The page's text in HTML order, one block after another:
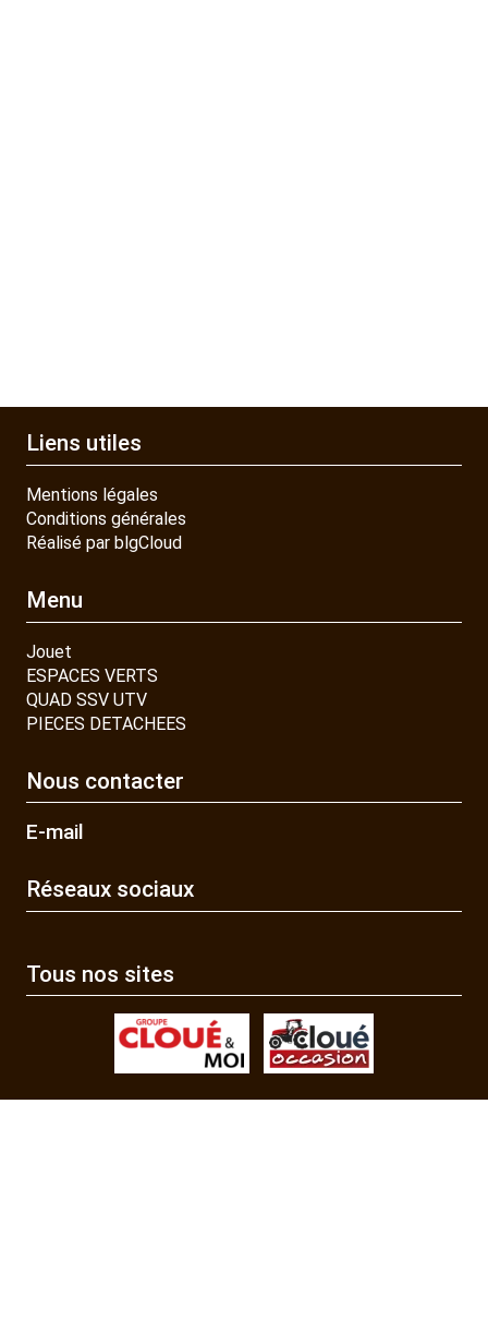
Liens utiles
Mentions légales
Conditions générales
Réalisé par blgCloud
Menu
Jouet
ESPACES VERTS
QUAD SSV UTV
PIECES DETACHEES
Nous contacter
E-mail
Réseaux sociaux
Tous nos sites